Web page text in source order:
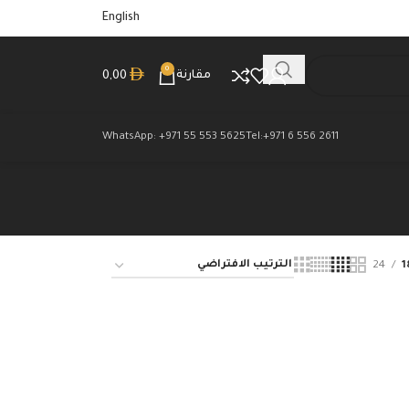
English
مقارنة
0
0,00
Tel:+971 6 556 2611
WhatsApp: +971 55 553 5625
24